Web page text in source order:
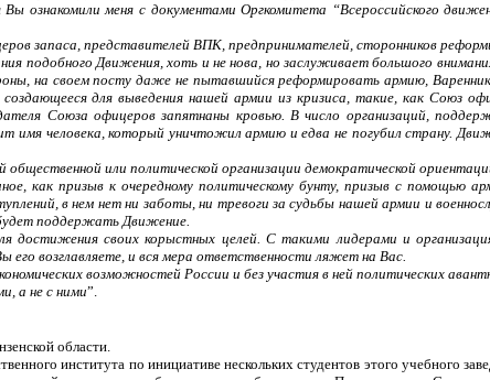
ознакомили меня с документами Оргкомитета “Всероссийского
запаса, представителей ВПК, предпринимателей, сторонников
подобного Движения, хоть и не нова, но заслуживает большого
на своем посту даже не пытавшийся реформировать армию,
для выведения нашей армии из кризиса, такие, как Союз
Союза офицеров запятнаны кровью. В число организаций,
имя человека, который уничтожил армию и едва не погубил страну.
или политической организации демократической
призыв к очередному политическому бунту, призыв с помощью
в нем нет ни заботы, ни тревоги за судьбы нашей армии и
поддержать Движение.
своих корыстных целей. С такими лидерами и
возглавляете, и вся мера ответственности ляжет на Вас.
возможностей России и без участия в ней политических
а не с ними”.
области.
института по инициативе нескольких студентов этого учебного